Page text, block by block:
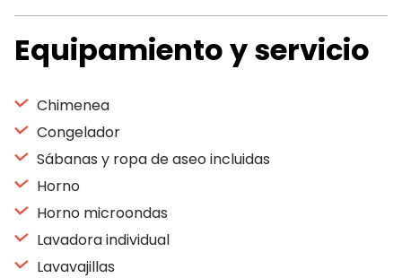
Equipamiento y servicio
Chimenea
Congelador
Sábanas y ropa de aseo incluidas
Horno
Horno microondas
Lavadora individual
Lavavajillas